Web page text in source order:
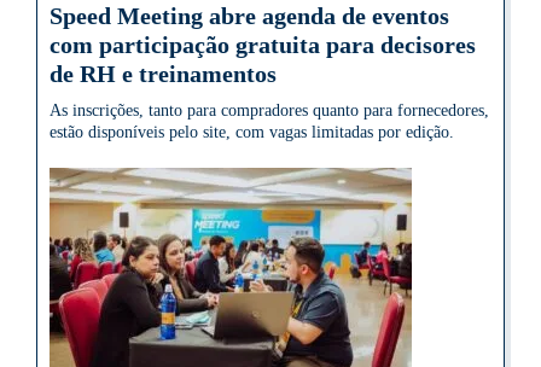
Speed Meeting abre agenda de eventos
com participação gratuita para decisores
de RH e treinamentos
As inscrições, tanto para compradores quanto para fornecedores,
estão disponíveis pelo site, com vagas limitadas por edição.